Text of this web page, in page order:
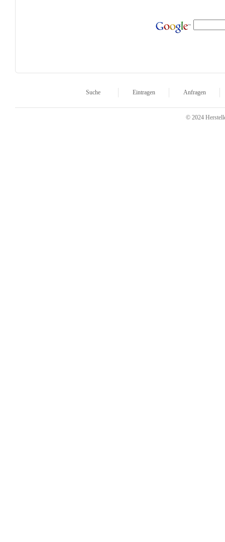
Suche Eintragen Anfragen
© 2024